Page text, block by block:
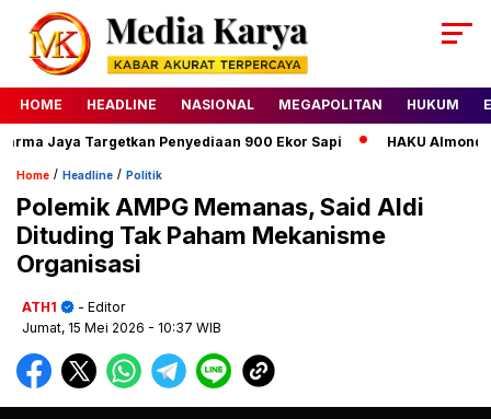
HOME HEADLINE NASIONAL MEGAPOLITAN HUKUM
Jaya Targetkan Penyediaan 900 Ekor Sapi HAKU Almond
Home / Headline / Politik
Polemik AMPG Memanas, Said Aldi
Dituding Tak Paham Mekanisme
Organisasi
ATH1
- Editor
Jumat, 15 Mei 2026 - 10:37 WIB